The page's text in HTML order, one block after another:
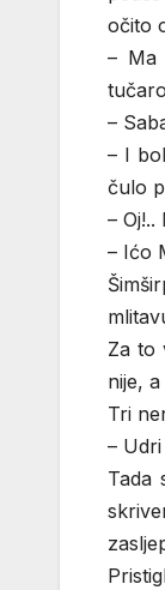
očito
– Ma
–
– I
čulo
–
– Ićo
Za to
nije,
Tri
–
Tada